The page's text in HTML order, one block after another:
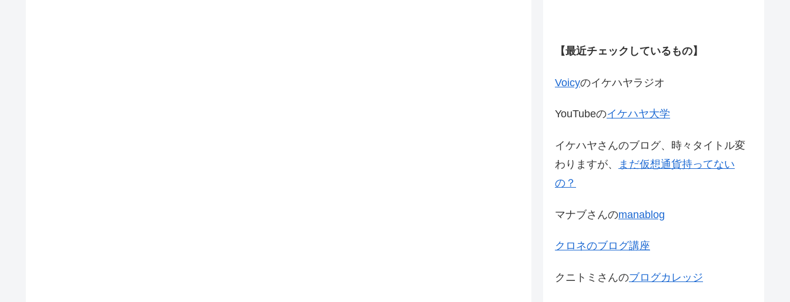
【最近チェックしているもの】
Voicyのイケハヤラジオ
YouTubeのイケハヤ大学
イケハヤさんのブログ、時々タイトル変
わりますが、
まだ仮想通貨持ってない
の？
マナブさんのmanablog
クロネのブログ講座
クニトミさんのブログカレッジ